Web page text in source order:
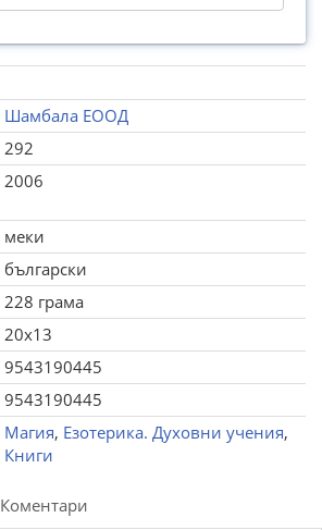
Шамбала ЕООД
292
2006
меки
български
228 грама
20x13
9543190445
9543190445
Магия, Езотерика. Духовни учения,
Книги
Коментари